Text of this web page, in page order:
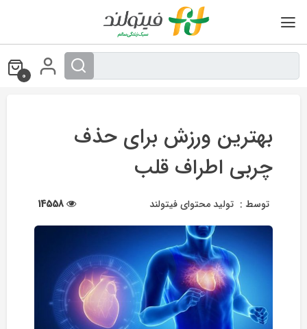
0
بهترین ورزش برای حذف
چربی اطراف قلب
توسط : تولید محتوای فیتولند 14558